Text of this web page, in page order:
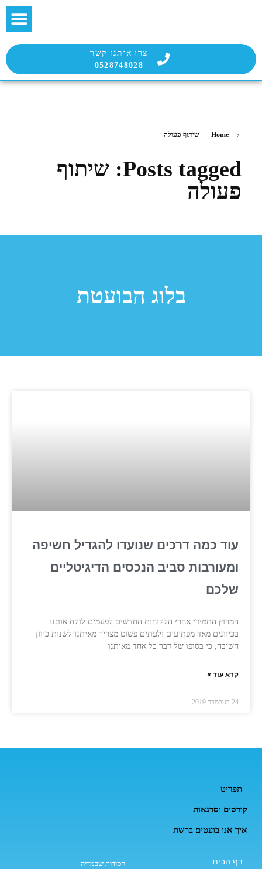
צרו איתנו קשר
0528748028
Home שיתוף פעולה
Posts tagged: שיתוף
פעולה
בלוג הבועטת
עוד כמה דרכים שנועדו להגדיל חשיפה
ומעורבות סביב הנכסים הדיגיטליים
שלכם
המרוץ התמידי אחרי הלקוחות החדשים לפעמים לוקח אותנו
בכיוונים מאד מפתיעים ולעתים פשוט מצריך מאיתנו לשנות כיוון
חשיבה, כי בסופו של דבר כל אחד מאיתנו
קרא עוד »
24 בנובמבר 2019
תפריט
קורסים וסדנאות
איך אנו בועטים ברשת
דף הבית
הסודות שבמדיה